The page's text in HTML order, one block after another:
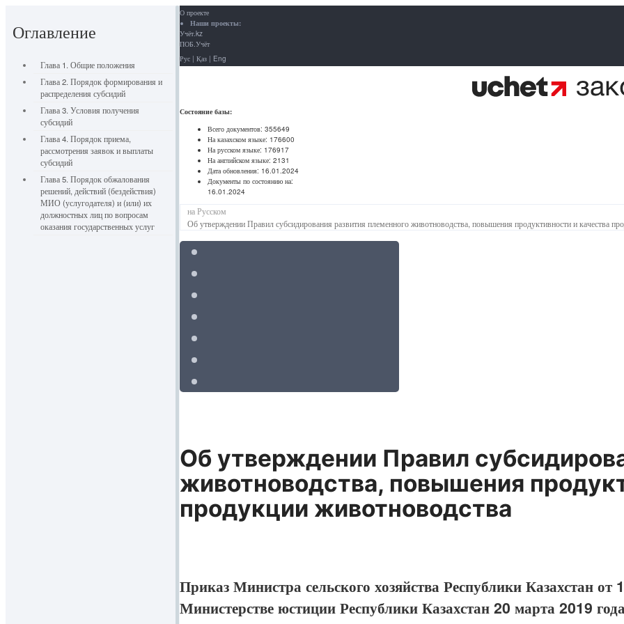
Оглавление
Глава 1. Общие положения
Глава 2. Порядок формирования и
распределения субсидий
Глава 3. Условия получения
субсидий
Глава 4. Порядок приема,
рассмотрения заявок и выплаты
субсидий
Глава 5. Порядок обжалования
решений, действий (бездействия)
МИО (услугодателя) и (или) их
должностных лиц по вопросам
оказания государственных услуг
О проекте
Наши проекты:
Учёт.kz
ПОБ.Учёт
Рус | Қаз | Eng
Состояние базы:
Всего документов: 355649
На казахском языке: 176600
На русском языке: 176917
На английском языке: 2131
Дата обновления: 16.01.2024
Документы по состоянию на:
16.01.2024
на Русском
Об утверждении Правил субсидирования развития племенного животноводства, повышения продуктивности и качества
Об утверждении Правил
животноводства, повышения
продукции животноводства
Приказ Министра сельского хозяйства Республики Казахстан
Министерстве юстиции Республики Казахстан 20 марта 2019